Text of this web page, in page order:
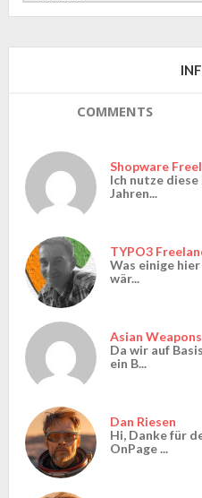
COMMENTS
Shopware
Ich nutze
Jahren...
TYPO3
Was einige
wär...
Asian Weapons
Da wir auf
ein B...
Dan Riesen
Hi, Danke für
OnPage ...